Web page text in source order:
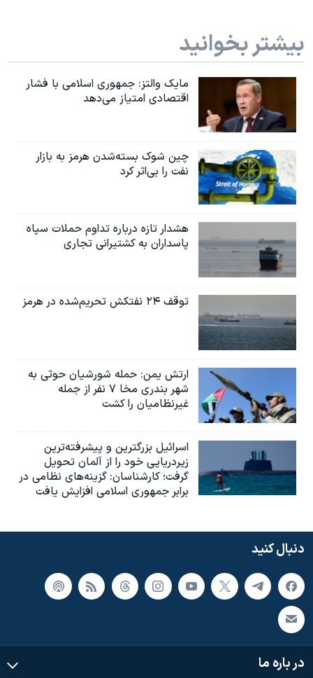
بیشتر بخوانید
مایک والتز: جمهوری اسلامی با فشار
اقتصادی امتیاز می‌دهد
چین شوک بسته‌شدن هرمز به بازار
نفت را بی‌اثر کرد
هشدار تازه درباره تداوم حملات سپاه
پاسداران به کشتیرانی تجاری
توقف ۲۴ نفتکش تحریم‌شده در هرمز
ارتش یمن: حمله شورشیان حوثی به
شهر بندری مخا ۷ نفر از جمله
غیرنظامیان را کشت
اسرائيل بزرگترین و پیشرفته‌ترین
زیردریایی خود را از آلمان تحویل
گرفت؛ کارشناسان: گزینه‌های نظامی در
برابر جمهوری اسلامی افزایش یافت
دنبال کنید
در باره ما